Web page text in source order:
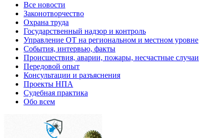
Все новости
Законотворчество
Охрана труда
Государственный надзор и контроль
Управление ОТ на региональном и местном уровне
События, интервью, факты
Происшествия, аварии, пожары, несчастные случаи
Передовой опыт
Консультации и разъяснения
Проекты НПА
Судебная практика
Обо всем